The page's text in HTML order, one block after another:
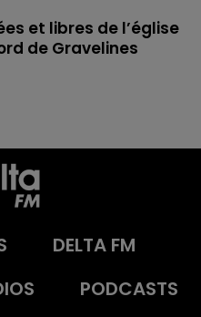
et libres de l’église
de Gravelines
DELTA FM
PODCASTS